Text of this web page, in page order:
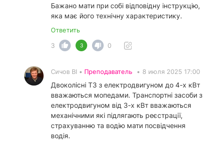
Бажано мати при собі відповідну інструкцію,
яка має його технічну характеристику.
Ответить
3
3 0
Сичов ВІ • Преподаватель • 8 июля 2025 17:00
Двоколісні ТЗ з електродвигуном до 4-х кВт
вважаються мопедами. Транспортні засоби з
електродвигуном від 3-х кВт вважаються
механічними які підлягають реєстрації,
страхуванню та водію мати посвідчення
водія.